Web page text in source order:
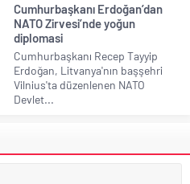
Cumhurbaşkanı Erdoğan’dan
NATO Zirvesi’nde yoğun
diplomasi
Cumhurbaşkanı Recep Tayyip
Erdoğan, Litvanya'nın başşehri
Vilnius'ta düzenlenen NATO
Devlet...